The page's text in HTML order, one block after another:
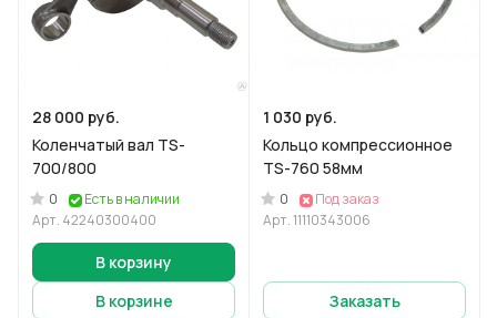
28 000 руб.
Коленчатый вал TS-
700/800
0
Есть в наличии
Арт. 42240300400
В корзину
В корзине
1 030 руб.
Кольцо компрессионное
TS-760 58мм
0
Под заказ
Арт.11110343006
Заказать